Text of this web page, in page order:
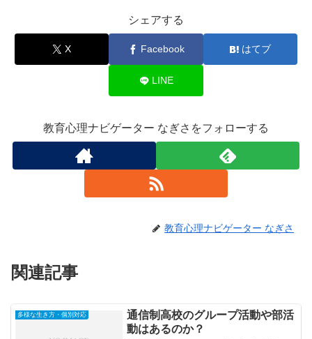
シェアする
X Facebook はてブ
LINE
教育心理ナビゲーター なぎさをフォローする
教育心理ナビゲーター なぎさ
関連記事
多様な生き方・個別対応
通信制高校のグループ活動や部活
動はあるのか？